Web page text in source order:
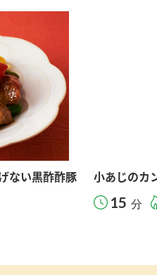
ない黒酢酢豚 小あじのカ
15 分